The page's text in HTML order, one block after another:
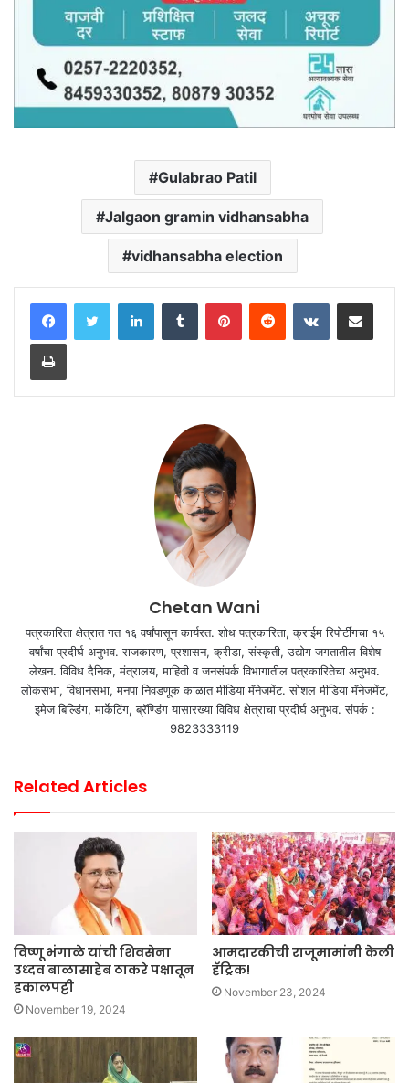
Gulabrao Patil
Jalgaon gramin vidhansabha
vidhansabha election
LinkedInTumblr PinterestReddit VKontakteShare via Email
Print
Chetan Wani
पत्रकारिता क्षेत्रात गत १६ वर्षांपासून कार्यरत. शोध पत्रकारिता, क्राईम रिपोर्टींगचा १५
वर्षांचा प्रदीर्घ अनुभव. राजकारण, प्रशासन, क्रीडा, संस्कृती, उद्योग जगतातील विशेष
लेखन. विविध दैनिक, मंत्रालय, माहिती व जनसंपर्क विभागातील पत्रकारितेचा अनुभव.
लोकसभा, विधानसभा, मनपा निवडणूक काळात मीडिया मॅनेजमेंट. सोशल मीडिया मॅनेजमेंट,
इमेज बिल्डिंग, मार्केटिंग, ब्रॅण्डिंग यासारख्या विविध क्षेत्राचा प्रदीर्घ अनुभव. संपर्क :
9823333119
Related Articles
विष्णू भंगाळे यांची शिवसेना
उध्दव बाळासाहेब ठाकरे पक्षातून
हकालपट्टी
November 19, 2024
आमदारकीची राजूमामांनी केली
हॅट्रिक!
November 23, 2024